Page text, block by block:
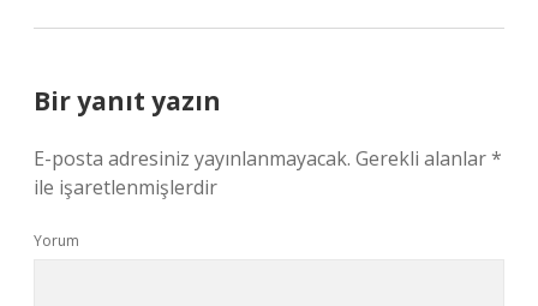
Bir yanıt yazın
E-posta adresiniz yayınlanmayacak. Gerekli alanlar*
ile işaretlenmişlerdir
Yorum